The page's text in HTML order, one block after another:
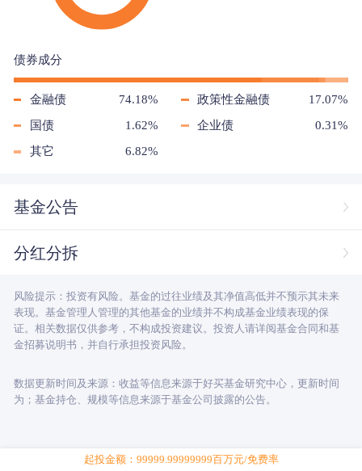
债券成分
金融债 74.18% 政策性金融债 17.07%
国债 1.62% 企业债 0.31%
其它 6.82%
基金公告
分红分拆
风险提示：投资有风险。基金的过往业绩及其净值高低并不预示其未来
表现。基金管理人管理的其他基金的业绩并不构成基金业绩表现的保
证。相关数据仅供参考，不构成投资建议。投资人请详阅基金合同和基
金招募说明书，并自行承担投资风险。
数据更新时间及来源：收益等信息来源于好买基金研究中心，更新时间
为；基金持仓、规模等信息来源于基金公司披露的公告。
起投金额：99999.99999999百万元/免费率